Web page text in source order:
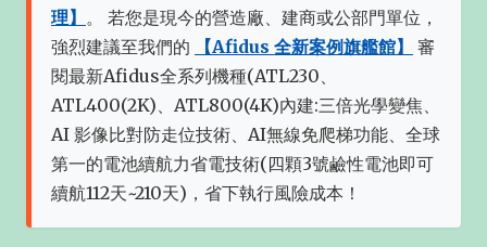
理】 。 若您是現今的營造廠、建商或公部門單位，
強烈建議至我們的
【Afidus 全新案例旗艦館】
審
閱最新Afidus全系列機種(ATL230、
ATL400(2K)、ATL800(4K)內建:三倍光學變焦、
AI 影像比對防走位技術、AI無線免爬梯功能、全球
第一的電池續航力省電技術(四顆3號鹼性電池即可
續航112天~210天)，省下執行風險成本！